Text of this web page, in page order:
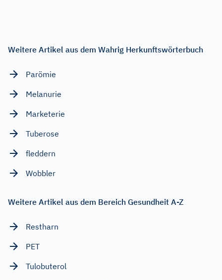
Weitere Artikel aus dem Wahrig Herkunftswörterbuch
Parömie
Melanurie
Marketerie
Tuberose
fleddern
Wobbler
Weitere Artikel aus dem Bereich Gesundheit A-Z
Restharn
PET
Tulobuterol